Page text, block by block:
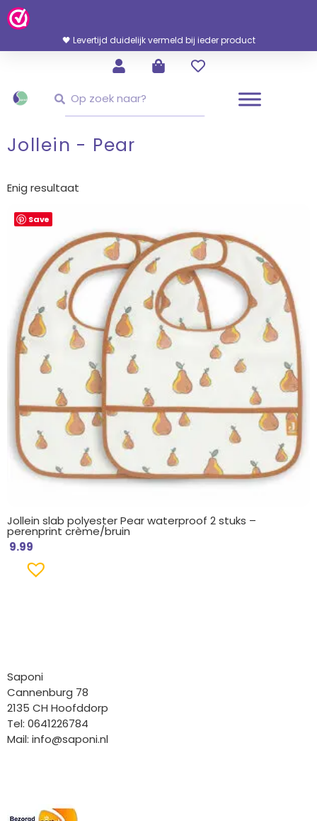
Ga
Naar
Inhoud
🖤 Levertijd duidelijk vermeld bij ieder product
Jollein - Pear
Enig resultaat
Save
Jollein slab polyester Pear waterproof 2 stuks –
perenprint crème/bruin
9.99
Saponi
Cannenburg 78
2135 CH Hoofddorp
Tel: 0641226784
Mail: info@saponi.nl